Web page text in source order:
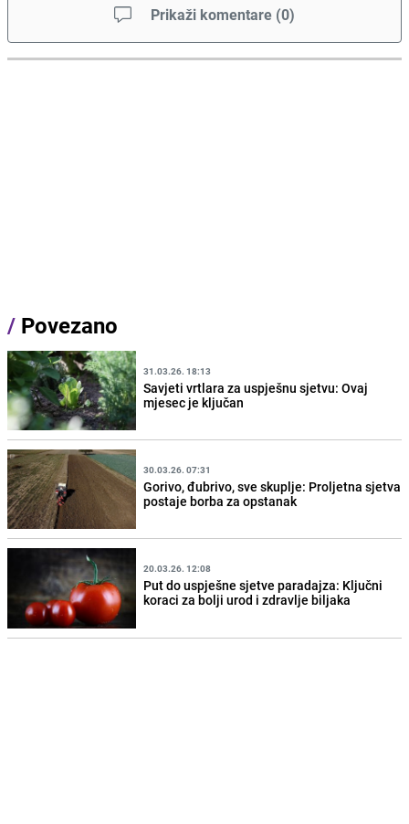
Prikaži komentare (0)
/ Povezano
31.03.26. 18:13
Savjeti vrtlara za uspješnu sjetvu: Ovaj
mjesec je ključan
30.03.26. 07:31
Gorivo, đubrivo, sve skuplje: Proljetna sjetva
postaje borba za opstanak
20.03.26. 12:08
Put do uspješne sjetve paradajza: Ključni
koraci za bolji urod i zdravlje biljaka